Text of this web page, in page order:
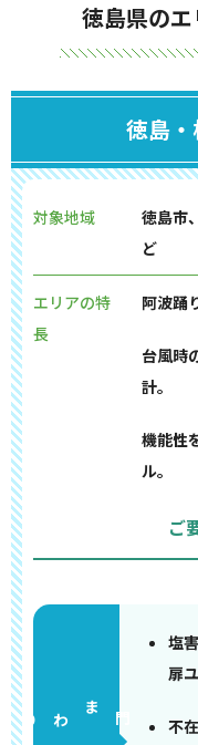
徳島県の
徳島
対象地域
徳島市
ど
エリアの特
長
阿波踊
台風時
計。
機能性
ル。
ご
門まわり
塩
扉
不